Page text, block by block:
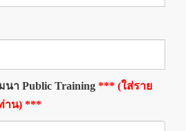
า Public Training *** (ใส่ราย
าน) ***